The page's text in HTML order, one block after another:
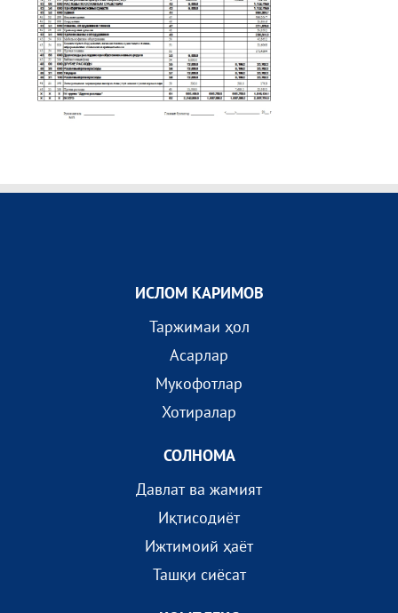
ИСЛОМ КАРИМОВ
Таржимаи ҳол
Асарлар
Мукофотлар
Хотиралар
СОЛНОМА
Давлат ва жамият
Иқтисодиёт
Ижтимоий ҳаёт
Ташқи сиёсат